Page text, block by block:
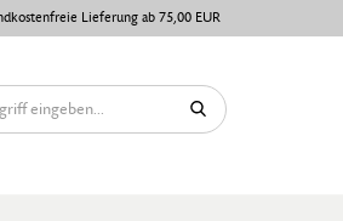
Lieferung ab 75,00 EUR